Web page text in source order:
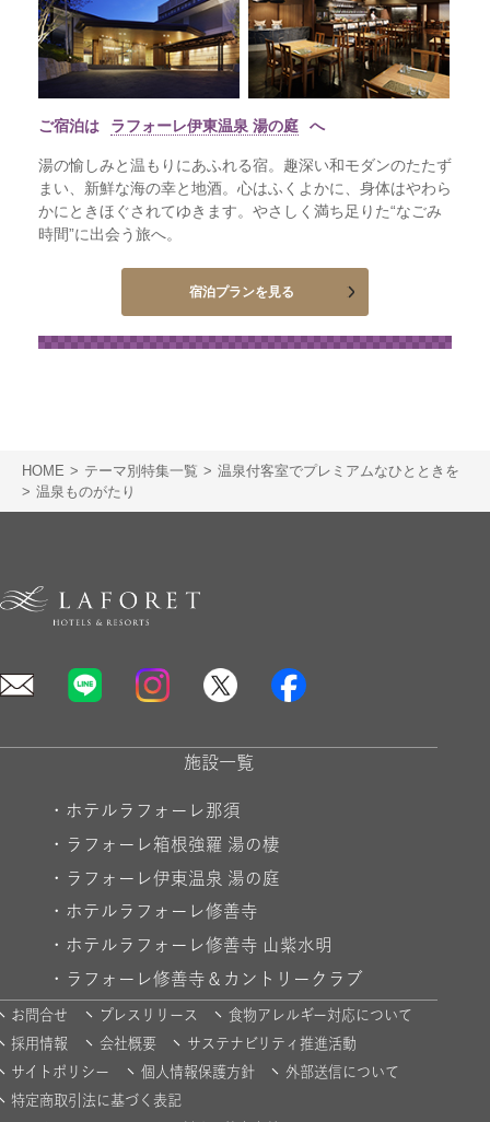
HOME テーマ別特集一覧
温泉付客室でプレミアムなひとときを
温泉ものがたり
ご宿泊は ラフォーレ伊東温泉 湯の庭 へ
湯の愉しみと温もりにあふれる宿。趣深い和モダンのたたず
まい、新鮮な海の幸と地酒。心はふくよかに、身体はやわら
かにときほぐされてゆきます。やさしく満ち足りた“なごみ
時間”に出会う旅へ。
宿泊プランを見る
施設一覧
・ ホテルラフォーレ那須
・
ラフォーレ箱根強羅 湯の棲
・
ラフォーレ伊東温泉 湯の庭
・ ホテルラフォーレ修善寺
・ ホテルラフォーレ修善寺 山紫水明
・
ラフォーレ修善寺＆カントリークラブ
お問合せ プレスリリース
食物アレルギー対応について
採用情報
会社概要
サステナビリティ推進活動
サイトポリシー
個人情報保護方針
外部送信について
特定商取引法に基づく表記